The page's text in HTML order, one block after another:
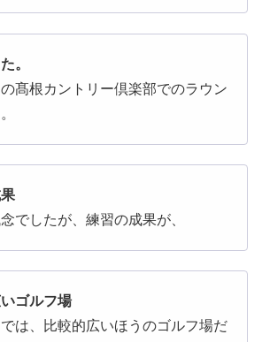
。
髙根カントリー倶楽部でのラウン
でしたが、練習の成果が、
ゴルフ場
は、比較的広いほうのゴルフ場だ